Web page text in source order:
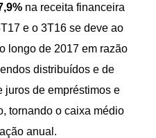
na receita financeira
e o 3T16 se deve ao
longo de 2017 em razão
distribuídos e de
juros de empréstimos e
tornando o caixa médio
anual.